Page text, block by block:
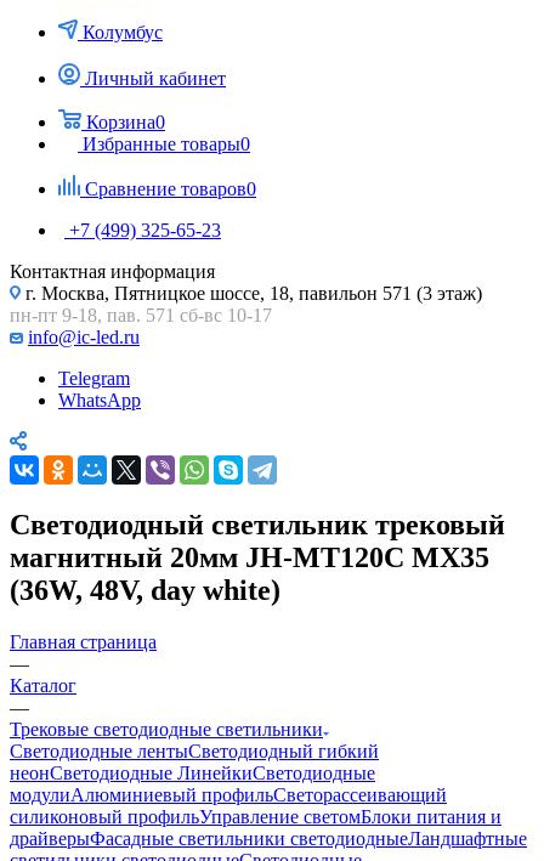
Колумбус
Личный кабинет
Корзина0
Избранные товары0
Сравнение товаров0
+7 (499) 325-65-23
Контактная информация
г. Москва, Пятницкое шоссе, 18, павильон 571 (3 этаж)
пн-пт 9-18, пав. 571 сб-вс 10-17
info@ic-led.ru
Telegram
WhatsApp
Светодиодный светильник трековый
магнитный 20мм JH-MT120C MX35
(36W, 48V, day white)
Главная страница
—
Каталог
—
Трековые светодиодные светильники
Светодиодные лентыСветодиодный гибкий
неонСветодиодные ЛинейкиСветодиодные
модулиАлюминиевый профильСветорассеивающий
силиконовый профильУправление светомБлоки питания и
драйверыФасадные светильники светодиодныеЛандшафтные